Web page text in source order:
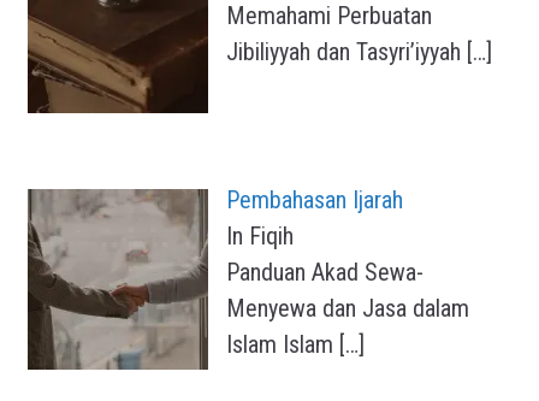
Memahami Perbuatan
Jibiliyyah dan Tasyri’iyyah […]
Pembahasan Ijarah
In Fiqih
Panduan Akad Sewa-
Menyewa dan Jasa dalam
Islam Islam […]